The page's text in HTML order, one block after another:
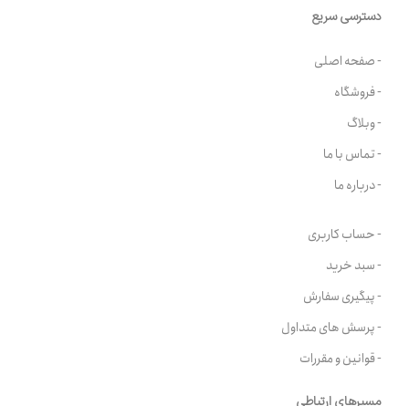
دسترسی سریع
- صفحه اصلی
- فروشگاه
- وبلاگ
- تماس با ما
- درباره ما
- حساب کاربری
- سبد خرید
- پیگیری سفارش
- پرسش های متداول
- قوانین و مقررات